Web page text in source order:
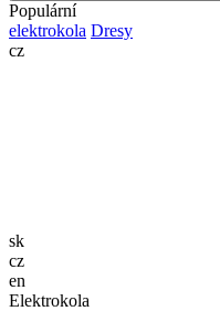
Populární
elektrokola Dresy
cz
sk
cz
en
Elektrokola